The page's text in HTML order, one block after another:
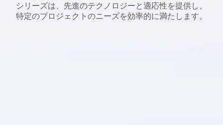
シリーズは、先進のテクノロジーと適応性を提供し、
特定のプロジェクトのニーズを効率的に満たします。